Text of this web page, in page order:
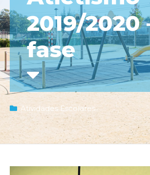
2019/2020
fase
Atividades Escolares